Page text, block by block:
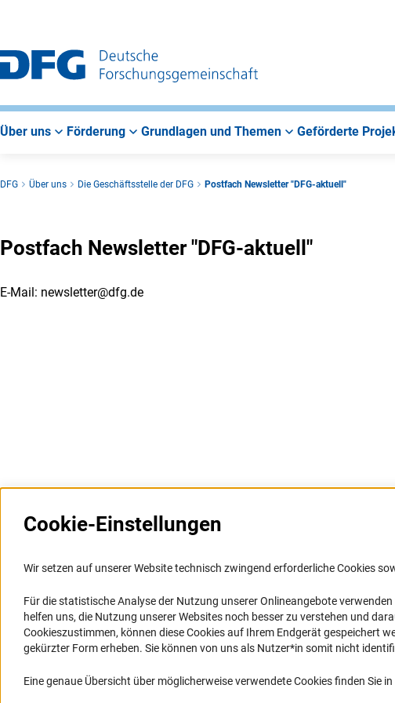
Über uns Förderung Grundlagen und Themen Geförderte
DFG Über uns Die Geschäftsstelle der DFG Postfach Newsletter "DFG-aktuell"
Postfach Newsletter "DFG-aktuell"
E-Mail: newsletter@dfg.de
Informationssysteme
Portal Wissenschaftliche Integrität
GEPRIS
GEPRIS historisch
RIsources
FAQ
Karriere
Logo und Corporate Design
mit
Cookie-Einstellungen
Wir setzen auf unserer Website technisch zwingend erforderliche Cookies
Für die statistische Analyse der Nutzung unserer Onlineangebote
helfen uns, die Nutzung unserer Websites noch besser zu verstehen und
Cookieszustimmen, können diese Cookies auf Ihrem Endgerät gespeichert
gekürzter Form erheben. Sie können von uns als Nutzer*in somit nicht
Eine genaue Übersicht über möglicherweise verwendete Cookies finden Sie